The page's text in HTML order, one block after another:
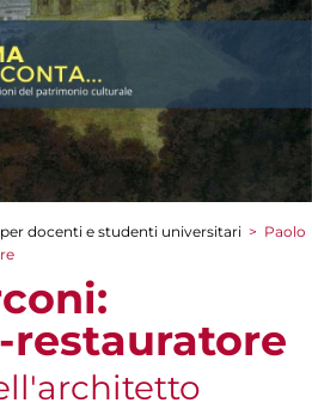
docenti e studenti universitari > Paolo